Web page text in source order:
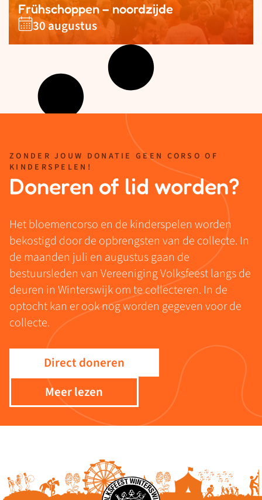
Frühschoppen – noordzijde
30 augustus
ZONDER JOUW DONATIE GEEN CORSO OF
KINDERSPELEN!
Doneren of lid worden?
Het bloemencorso en de kinderspelen worden
bekostigd door de opbrengsten van de collecte. In
de maanden juli en augustus gaan de
bestuursleden van Vereeniging Volksfeest langs de
deuren in Winterswijk om te collecteren. In de
optocht kan er ook nog worden gegeven voor de
collecte.
Direct doneren
Meer lezen